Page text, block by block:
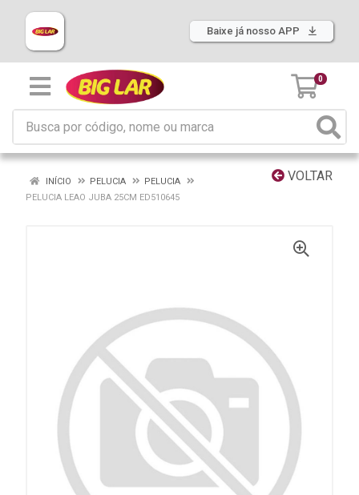
Baixe já nosso APP
0
VOLTAR
INÍCIO PELUCIA
PELUCIA
PELUCIA LEAO JUBA 25CM ED510645